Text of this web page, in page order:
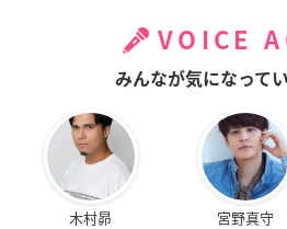
VOICE
みんなが気になって
木村昴 宮野真守